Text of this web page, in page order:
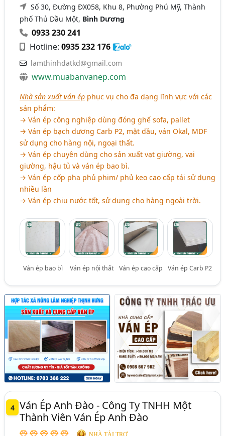
Số 30, Đường ĐX058, Khu 8, Phường Phú Mỹ, Thành
phố Thủ Dầu Một, Bình Dương
0933 230 241
Hotline:0935 232 176
lamthinhdatkd@gmail.com
www.muabanvanep.com
Nhà sản xuất ván ép phục vụ cho đa dạng lĩnh vực với các
sản phẩm:
→ Ván ép công nghiệp dùng đóng ghế sofa, pallet
→ Ván ép bạch dương Carb P2, mặt dầu, ván Okal, MDF
sử dụng cho hàng nội, ngoại thất.
→ Ván ép chuyên dùng cho sản xuất vạt giường, vai
giường, hậu tủ và ván ép bao bì.
→ Ván ép cốp pha phủ phim/ phủ keo cao cấp tái sử dụng
nhiều lần
→ Ván ép chịu nước tốt, sử dụng cho hàng ngoài trời.
Ván ép bao bì Ván ép nội thất Ván ép cao cấp Ván ép Carb P2
4 Ván Ép Anh Đào - Công Ty TNHH Một
Thành Viên Ván Ép Anh Đào
NHÀ TÀI TRỢ